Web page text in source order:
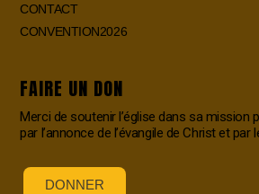
CONTACT
CONVENTION2026
FAIRE UN DON
Merci de soutenir l’église dans sa mission
par l’annonce de l’évangile de Christ et
DONNER